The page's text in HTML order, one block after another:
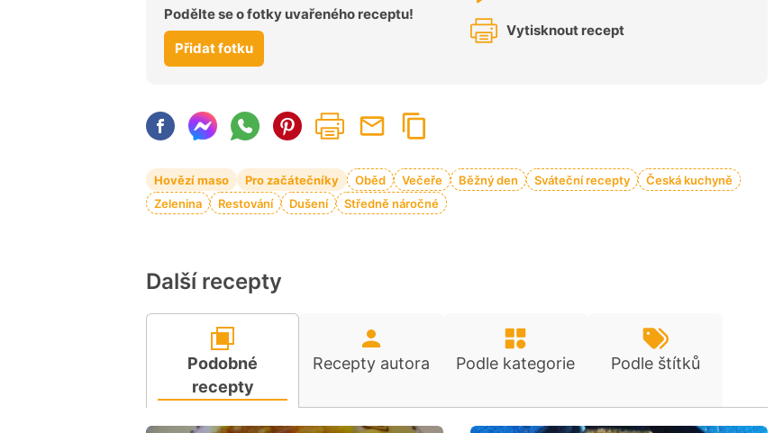
Podělte se o fotky uvařeného receptu!
Přidat fotku
Vytisknout recept
Hovězí maso Pro začátečníky Oběd Večeře Běžný den Sváteční recepty
Česká kuchyně
Zelenina
Restování Dušení Středně náročné
Další recepty
Podobné
recepty
Recepty autora Podle kategorie Podle štítků